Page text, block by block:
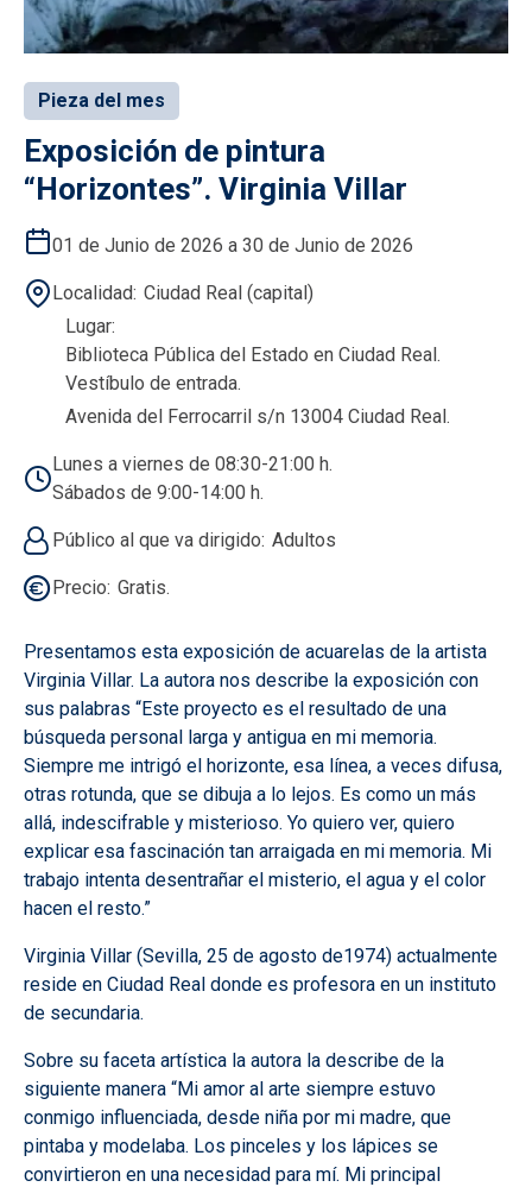
Pieza del mes
Exposición de pintura
“Horizontes”. Virginia Villar
01 de Junio de 2026 a 30 de Junio de 2026
Localidad Ciudad Real (capital)
Lugar
Biblioteca Pública del Estado en Ciudad Real.
Vestíbulo de entrada.
Avenida del Ferrocarril s/n 13004 Ciudad Real.
Lunes a viernes de 08:30-21:00 h.
Sábados de 9:00-14:00 h.
Público al que va dirigido Adultos
Precio Gratis.
Presentamos esta exposición de acuarelas de la artista
Virginia Villar. La autora nos describe la exposición con
sus palabras “Este proyecto es el resultado de una
búsqueda personal larga y antigua en mi memoria.
Siempre me intrigó el horizonte, esa línea, a veces difusa,
otras rotunda, que se dibuja a lo lejos. Es como un más
allá, indescifrable y misterioso. Yo quiero ver, quiero
explicar esa fascinación tan arraigada en mi memoria. Mi
trabajo intenta desentrañar el misterio, el agua y el color
hacen el resto.”
Virginia Villar (Sevilla, 25 de agosto de1974) actualmente
reside en Ciudad Real donde es profesora en un instituto
de secundaria.
Sobre su faceta artística la autora la describe de la
siguiente manera “Mi amor al arte siempre estuvo
conmigo influenciada, desde niña por mi madre, que
pintaba y modelaba. Los pinceles y los lápices se
convirtieron en una necesidad para mí. Mi principal